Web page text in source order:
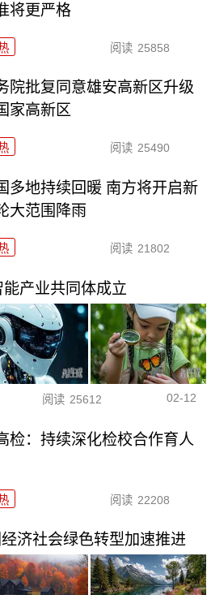
将更严格
阅读 25858
院批复同意雄安高新区升级
家高新区
阅读 25490
多地持续回暖 南方将开启新
大范围降雨
阅读 21802
能产业共同体成立
阅读 25612 02-12
检：持续深化检校合作育人
阅读 22208
济社会绿色转型加速推进